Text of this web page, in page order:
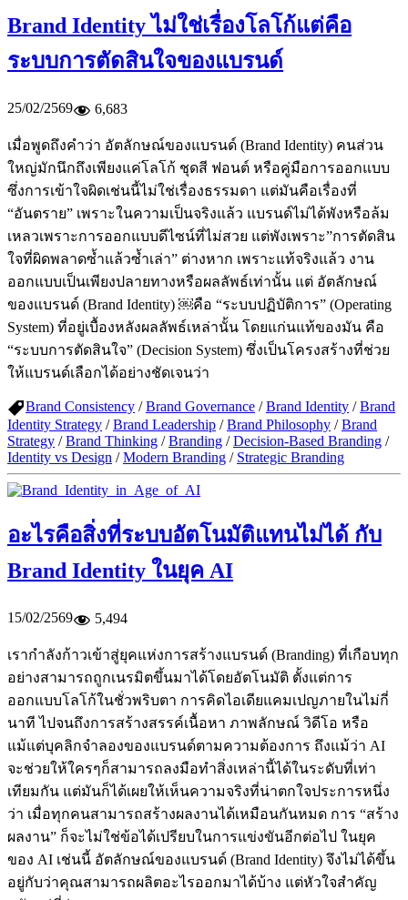
Brand Identity ไม่ใช่เรื่องโลโก้แต่คือ
ระบบการตัดสินใจของแบรนด์
25/02/2569 6,683
เมื่อพูดถึงคำว่า อัตลักษณ์ของแบรนด์ (Brand Identity) คนส่วน
ใหญ่มักนึกถึงเพียงแค่โลโก้ ชุดสี ฟอนต์ หรือคู่มือการออกแบบ
ซึ่งการเข้าใจผิดเช่นนี้ไม่ใช่เรื่องธรรมดา แต่มันคือเรื่องที่
“อันตราย” เพราะในความเป็นจริงแล้ว แบรนด์ไม่ได้พังหรือล้ม
เหลวเพราะการออกแบบดีไซน์ที่ไม่สวย แต่พังเพราะ”การตัดสิน
ใจที่ผิดพลาดซ้ำแล้วซ้ำเล่า” ต่างหาก เพราะแท้จริงแล้ว งาน
ออกแบบเป็นเพียงปลายทางหรือผลลัพธ์เท่านั้น แต่ อัตลักษณ์
ของแบรนด์ (Brand Identity) ￼คือ “ระบบปฏิบัติการ” (Operating
System) ที่อยู่เบื้องหลังผลลัพธ์เหล่านั้น โดยแก่นแท้ของมัน คือ
“ระบบการตัดสินใจ” (Decision System) ซึ่งเป็นโครงสร้างที่ช่วย
ให้แบรนด์เลือกได้อย่างชัดเจนว่า
Brand Consistency /Brand Governance /Brand Identity /Brand
Identity Strategy /Brand Leadership /Brand Philosophy /Brand
Strategy /Brand Thinking /Branding /Decision-Based Branding /
Identity vs Design /Modern Branding / Strategic Branding
อะไรคือสิ่งที่ระบบอัตโนมัติแทนไม่ได้ กับ
Brand Identity ในยุค AI
15/02/2569 5,494
เรากำลังก้าวเข้าสู่ยุคแห่งการสร้างแบรนด์ (Branding) ที่เกือบทุก
อย่างสามารถถูกเนรมิตขึ้นมาได้โดยอัตโนมัติ ตั้งแต่การ
ออกแบบโลโก้ในชั่วพริบตา การคิดไอเดียแคมเปญภายในไม่กี่
นาที ไปจนถึงการสร้างสรรค์เนื้อหา ภาพลักษณ์ วิดีโอ หรือ
แม้แต่บุคลิกจำลองของแบรนด์ตามความต้องการ ถึงแม้ว่า AI
จะช่วยให้ใครๆก็สามารถลงมือทำสิ่งเหล่านี้ได้ในระดับที่เท่า
เทียมกัน แต่มันก็ได้เผยให้เห็นความจริงที่น่าตกใจประการหนึ่ง
ว่า เมื่อทุกคนสามารถสร้างผลงานได้เหมือนกันหมด การ “สร้าง
ผลงาน” ก็จะไม่ใช่ข้อได้เปรียบในการแข่งขันอีกต่อไป ในยุค
ของ AI เช่นนี้ อัตลักษณ์ของแบรนด์ (Brand Identity) จึงไม่ได้ขึ้น
อยู่กับว่าคุณสามารถผลิตอะไรออกมาได้บ้าง แต่หัวใจสำคัญ